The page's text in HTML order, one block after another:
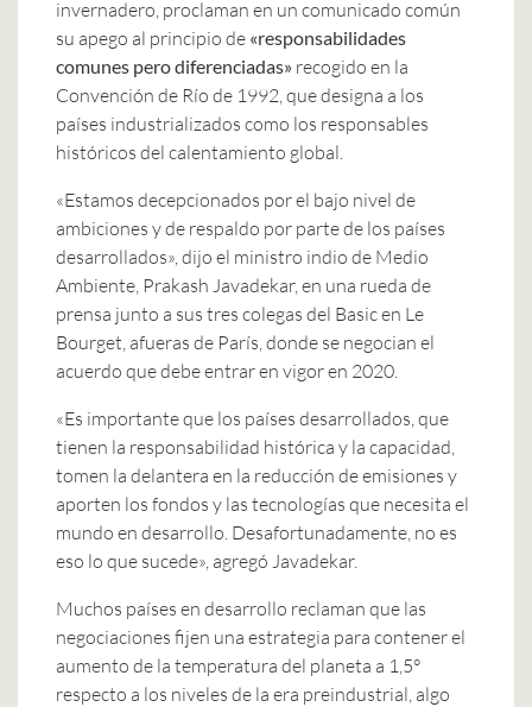
invernadero, proclaman en un comunicado común
su apego al principio de «responsabilidades
comunes pero diferenciadas» recogido en la
Convención de Río de 1992, que designa a los
países industrializados como los responsables
históricos del calentamiento global.
«Estamos decepcionados por el bajo nivel de
ambiciones y de respaldo por parte de los países
desarrollados», dijo el ministro indio de Medio
Ambiente, Prakash Javadekar, en una rueda de
prensa junto a sus tres colegas del Basic en Le
Bourget, afueras de París, donde se negocian el
acuerdo que debe entrar en vigor en 2020.
«Es importante que los países desarrollados, que
tienen la responsabilidad histórica y la capacidad,
tomen la delantera en la reducción de emisiones y
aporten los fondos y las tecnologías que necesita el
mundo en desarrollo. Desafortunadamente, no es
eso lo que sucede», agregó Javadekar.
Muchos países en desarrollo reclaman que las
negociaciones fijen una estrategia para contener el
aumento de la temperatura del planeta a 1,5°
respecto a los niveles de la era preindustrial, algo